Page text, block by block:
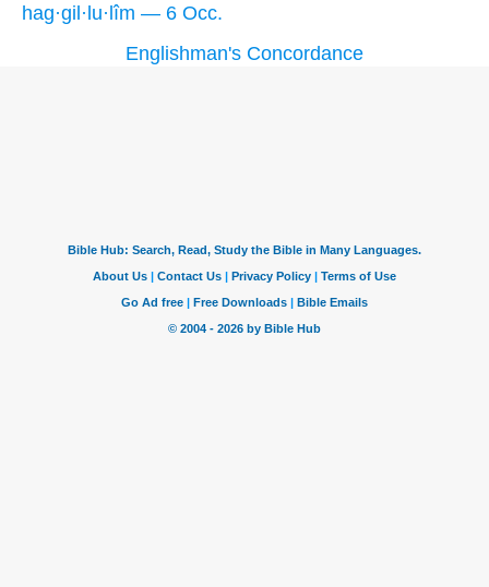
hag·gil·lu·lîm — 6 Occ.
Englishman's Concordance